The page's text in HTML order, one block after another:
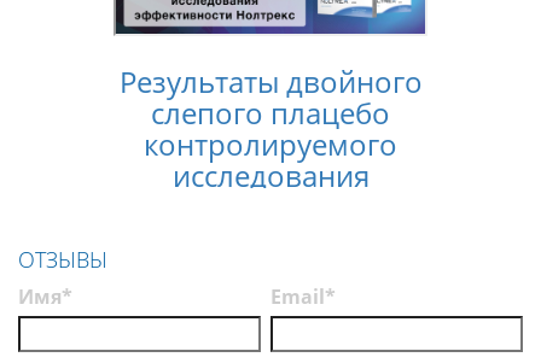
Результаты двойного
слепого плацебо
контролируемого
исследования
ОТЗЫВЫ
Имя* Email*